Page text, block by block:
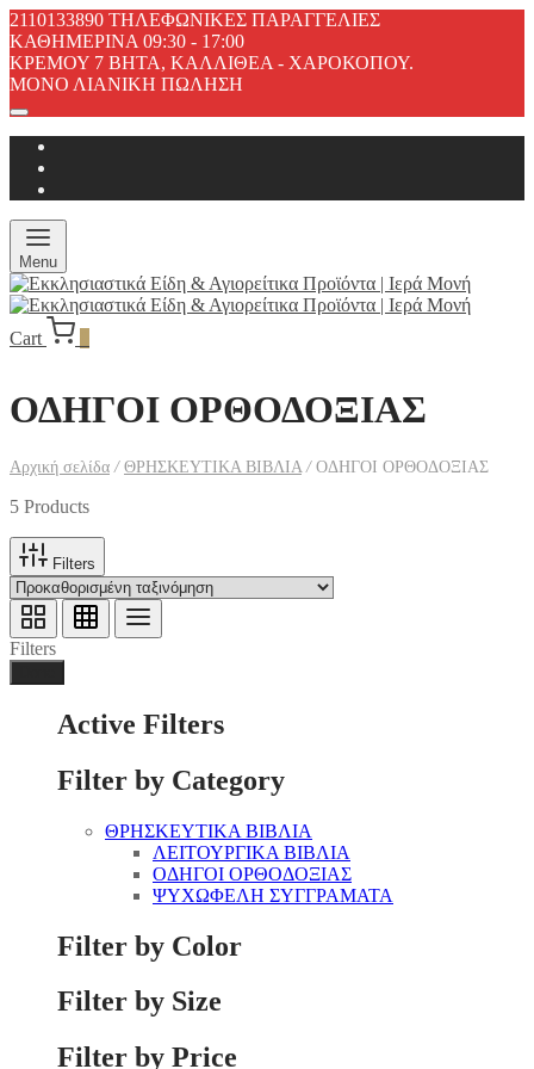
2110133890 ΤΗΛΕΦΩΝΙΚΕΣ ΠΑΡΑΓΓΕΛΙΕΣ
ΚΑΘΗΜΕΡΙΝΑ 09:30 - 17:00
ΚΡΕΜΟΥ 7 ΒΗΤΑ, ΚΑΛΛΙΘΕΑ - ΧΑΡΟΚΟΠΟΥ.
ΜΟΝΟ ΛΙΑΝΙΚΗ ΠΩΛΗΣΗ
Menu
Cart
ΟΔΗΓΟΙ ΟΡΘΟΔΟΞΙΑΣ
Αρχική σελίδα / ΘΡΗΣΚΕΥΤΙΚΑ ΒΙΒΛΙΑ /ΟΔΗΓΟΙ ΟΡΘΟΔΟΞΙΑΣ
5 Products
Filters
Filters
Active Filters
Filter by Category
ΘΡΗΣΚΕΥΤΙΚΑ ΒΙΒΛΙΑ
ΛΕΙΤΟΥΡΓΙΚΑ ΒΙΒΛΙΑ
ΟΔΗΓΟΙ ΟΡΘΟΔΟΞΙΑΣ
ΨΥΧΩΦΕΛΗ ΣΥΓΓΡΑΜΑΤΑ
Filter by Color
Filter by Size
Filter by Price